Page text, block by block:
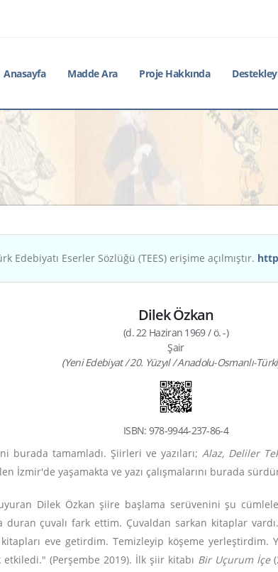
Anasayfa Madde Ara Proje Hakkında
Edebiyatı Eserler Sözlüğü (TEES) erişime açılmıştır.
Dilek Özkan
(d. 22 Haziran 1969 / ö. -)
Şair
(Yeni Edebiyat / 20. Yüzyıl / Anadolu-Osmanlı-
ISBN: 978-9944-237-86-4
burada tamamladı. Şiirleri ve yazıları;Alaz, Deliler
İzmir'de yaşamakta ve yazı çalışmalarını burada
Dilek Özkan şiire başlama serüvenini şu
duran çuvalı fark ettim. Çuvaldan sarkan kitaplar
eve getirdim. Temizleyip köşeme
(Perşembe 2019). İlk şiir kitabı Bir Uçurum İçe